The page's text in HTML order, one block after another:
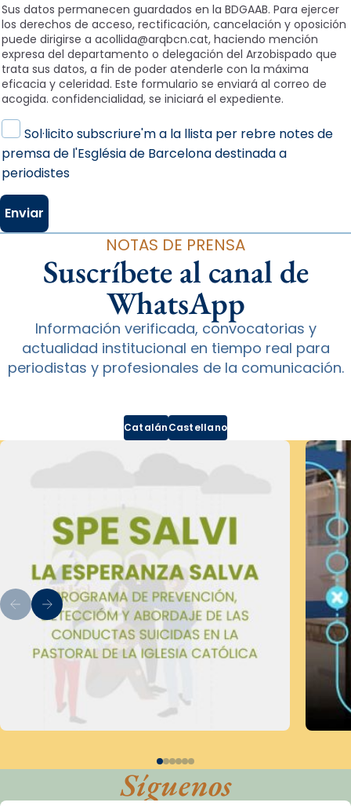
Sus datos permanecen guardados en la BDGAAB. Para ejercer
los derechos de acceso, rectificación, cancelación y oposición
puede dirigirse a acollida@arqbcn.cat, haciendo mención
expresa del departamento o delegación del Arzobispado que
trata sus datos, a fin de poder atenderle con la máxima
eficacia y celeridad. Este formulario se enviará al correo de
acogida. confidencialidad, se iniciará el expediente.
Política de privacitat
Sol·licito subscriure'm a la llista per rebre notes de
premsa de l'Església de Barcelona destinada a
periodistes
NOTAS DE PRENSA
Suscríbete al canal de
WhatsApp
Información verificada, convocatorias y
actualidad institucional en tiempo real para
periodistas y profesionales de la comunicación.
CatalánCastellano
Síguenos